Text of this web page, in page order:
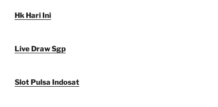
Hk Hari Ini
Live Draw Sgp
Slot Pulsa Indosat